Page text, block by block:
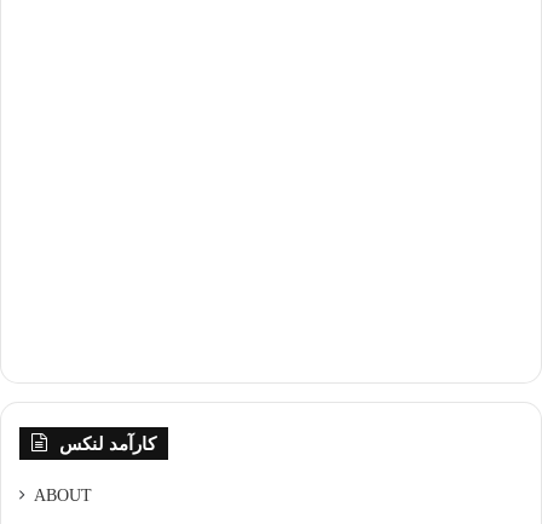
کارآمد لنکس
ABOUT